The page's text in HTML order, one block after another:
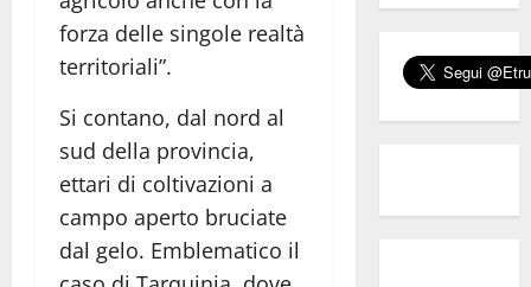
forza delle singole realtà
territoriali”.
Si contano, dal nord al
sud della provincia,
ettari di coltivazioni a
campo aperto bruciate
dal gelo. Emblematico il